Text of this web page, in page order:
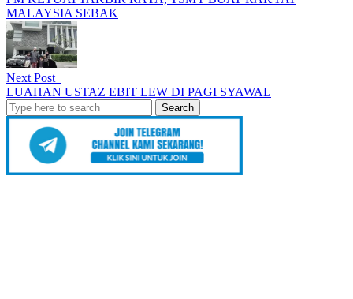
MALAYSIA SEBAK
Next Post
LUAHAN USTAZ EBIT LEW DI PAGI SYAWAL
Search
for: